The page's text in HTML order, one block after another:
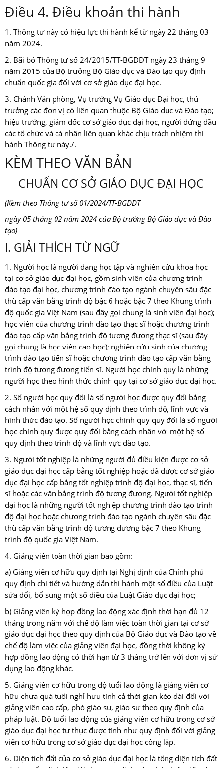
Điều 4. Điều khoản thi hành
1. Thông tư này có hiệu lực thi hành kể từ ngày 22 tháng 03
năm 2024.
2. Bãi bỏ Thông tư số 24/2015/TT-BGDĐT ngày 23 tháng 9
năm 2015 của Bộ trưởng Bộ Giáo dục và Đào tạo quy định
chuẩn quốc gia đối với cơ sở giáo dục đại học.
3. Chánh Văn phòng, Vụ trưởng Vụ Giáo dục Đại học, thủ
trưởng các đơn vị có liên quan thuộc Bộ Giáo dục và Đào tạo;
hiệu trưởng, giám đốc cơ sở giáo dục đại học, người đứng đầu
các tổ chức và cá nhân liên quan khác chịu trách nhiệm thi
hành Thông tư này./.
KÈM THEO VĂN BẢN
CHUẨN CƠ SỞ GIÁO DỤC ĐẠI HỌC
(Kèm theo Thông tư số 01/2024/TT-BGDĐT
ngày 05 tháng 02 năm 2024 của Bộ trưởng Bộ Giáo dục và Đào
tạo)
I. GIẢI THÍCH TỪ NGỮ
1. Người học là người đang học tập và nghiên cứu khoa học
tại cơ sở giáo dục đại học, gồm sinh viên của chương trình
đào tạo đại học, chương trình đào tạo ngành chuyên sâu đặc
thù cấp văn bằng trình độ bậc 6 hoặc bậc 7 theo Khung trình
độ quốc gia Việt Nam (sau đây gọi chung là sinh viên đại học);
học viên của chương trình đào tạo thạc sĩ hoặc chương trình
đào tạo cấp văn bằng trình độ tương đương thạc sĩ (sau đây
gọi chung là học viên cao học); nghiên cứu sinh của chương
trình đào tạo tiến sĩ hoặc chương trình đào tạo cấp văn bằng
trình độ tương đương tiến sĩ. Người học chính quy là những
người học theo hình thức chính quy tại cơ sở giáo dục đại học.
2. Số người học quy đổi là số người học được quy đối bằng
cách nhân với một hệ số quy định theo trình độ, lĩnh vực và
hình thức đào tạo. Số người học chính quy quy đổi là số người
học chính quy được quy đổi bằng cách nhân với một hệ số
quy định theo trình độ và lĩnh vực đào tạo.
3. Người tốt nghiệp là những người đủ điều kiện được cơ sở
giáo dục đại học cấp bằng tốt nghiệp hoặc đã được cơ sở giáo
dục đại học cấp bằng tốt nghiệp trình độ đại học, thạc sĩ, tiến
sĩ hoặc các văn bằng trình độ tương đương. Người tốt nghiệp
đại học là những người tốt nghiệp chương trình đào tạo trình
độ đại học hoặc chương trình đào tạo ngành chuyên sâu đặc
thù cấp văn bằng trình độ tương đương bậc 7 theo Khung
trình độ quốc gia Việt Nam.
4. Giảng viên toàn thời gian bao gồm:
a) Giảng viên cơ hữu quy định tại Nghị định của Chính phủ
quy định chi tiết và hướng dẫn thi hành một số điều của Luật
sửa đổi, bổ sung một số điều của Luật Giáo dục đại học;
b) Giảng viên ký hợp đồng lao động xác định thời hạn đủ 12
tháng trong năm với chế độ làm việc toàn thời gian tại cơ sở
giáo dục đại học theo quy định của Bộ Giáo dục và Đào tạo về
chế độ làm việc của giảng viên đại học, đồng thời không ký
hợp đồng lao động có thời hạn từ 3 tháng trở lên với đơn vị sử
dụng lao động khác.
5. Giảng viên cơ hữu trong độ tuổi lao động là giảng viên cơ
hữu chưa quá tuổi nghỉ hưu tính cả thời gian kéo dài đối với
giảng viên cao cấp, phó giáo sư, giáo sư theo quy định của
pháp luật. Độ tuổi lao động của giảng viên cơ hữu trong cơ sở
giáo dục đại học tư thục được tính như quy định đối với giảng
viên cơ hữu trong cơ sở giáo dục đại học công lập.
6. Diện tích đất của cơ sở giáo dục đại học là tổng diện tích đất